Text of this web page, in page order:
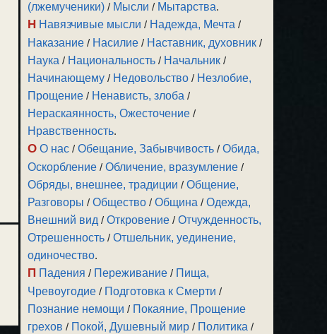
(лжемученики) / Мысли / Мытарства.
Н Навязчивые мысли / Надежда, Мечта /
Наказание / Насилие / Наставник, духовник /
Наука / Национальность / Начальник /
Начинающему / Недовольство / Незлобие,
Прощение / Ненависть, злоба /
Нераскаянность, Ожесточение /
Нравственность.
О О нас /Обещание, Забывчивость /Обида,
Оскорбление /Обличение, вразумление /
Обряды, внешнее, традиции /Общение,
Разговоры /Общество /Община /Одежда,
Внешний вид /Откровение /Отчужденность,
Отрешенность /Отшельник, уединение,
одиночество.
П Падения / Переживание / Пища,
Чревоугодие / Подготовка к Смерти /
Познание немощи / Покаяние, Прощение
грехов / Покой, Душевный мир / Политика /